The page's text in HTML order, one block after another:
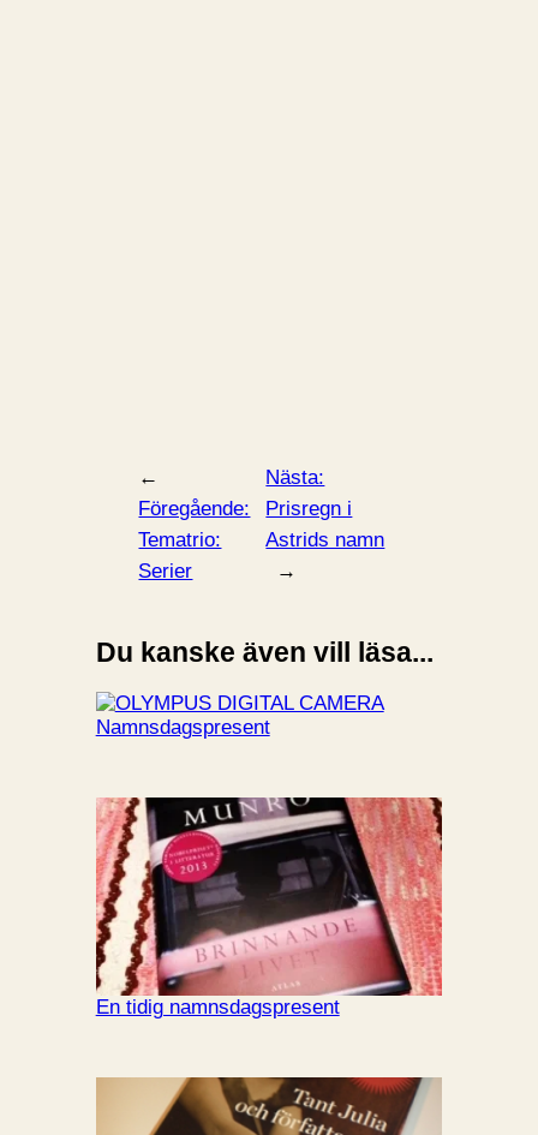
←
Föregående:
Tematrio:
Serier
Nästa:
Prisregn i
Astrids namn
→
Du kanske även vill läsa...
Namnsdagspresent
En tidig namnsdagspresent